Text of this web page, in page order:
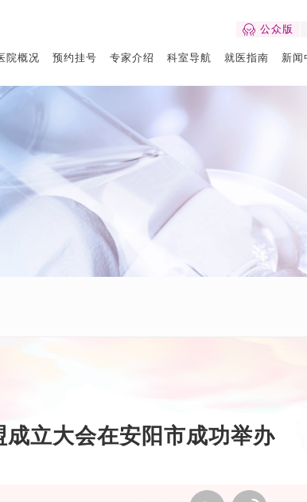
公众版
院概况 预约挂号 专家介绍 科室导航 就医指南 新闻
立大会在安阳市成功举办